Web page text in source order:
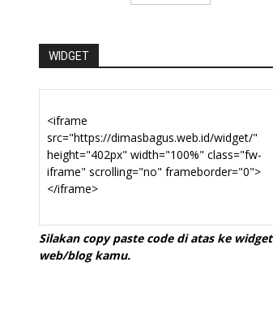
WIDGET
Silakan copy paste code di atas ke widget
web/blog kamu.